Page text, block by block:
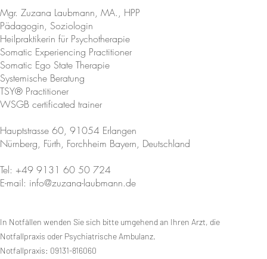
Amnion Mond nach Fehlgeburt
Mgr. Zuzana Laubmann, MA., HPP
Pädagogin, Soziologin
Heilpraktikerin für Psychotherapie
Somatic Experiencing Practitioner
Somatic Ego State Therapie
Systemische Beratung
TSY® Practitioner
WSGB certificated trainer
Hauptstrasse 60, 91054 Erlangen
Nürnberg, Fürth, Forchheim Bayern, Deutschland
Tel: +49 9131 60 50 724
E-mail: info@zuzana-laubmann.de
In Notfällen wenden Sie sich bitte umgehend an Ihren Arzt, die
Notfallpraxis oder Psychiatrische Ambulanz.
Notfallpraxis: 09131-816060